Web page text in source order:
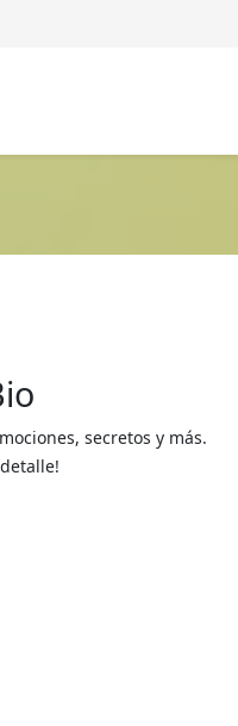
secretos y más.